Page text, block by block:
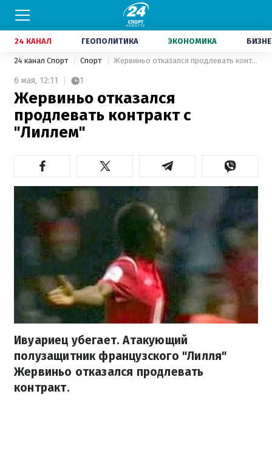
24 КАНАЛ ГЕОПОЛИТИКА ЭКОНОМИКА
24 канал Спорт Спорт Жервиньо отказался продлевать контракт с "Лиллем"
6 мая, 12:11 1
Жервиньо отказался
продлевать контракт с
"Лиллем"
Ивуариец убегает. Атакующий
полузащитник французского "Лилля"
Жервиньо отказался продлевать
контракт.